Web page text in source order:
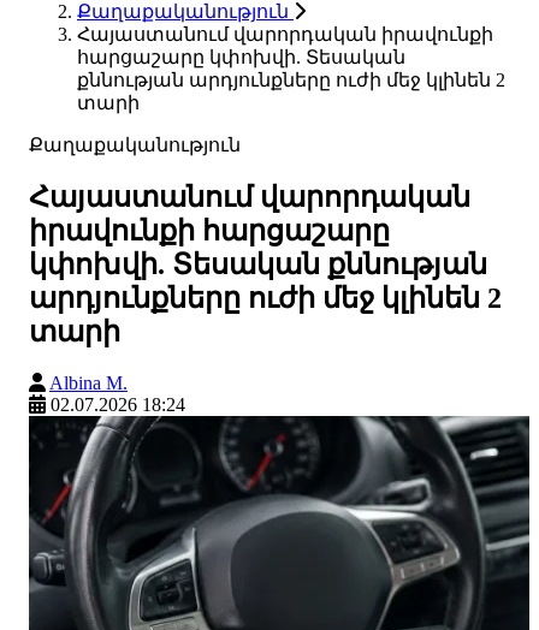
Քաղաքականություն
Հայաստանում վարորդական իրավունքի
հարցաշարը կփոխվի. Տեսական
քննության արդյունքները ուժի մեջ կլինեն 2
տարի
Քաղաքականություն
Հայաստանում վարորդական
իրավունքի հարցաշարը
կփոխվի. Տեսական քննության
արդյունքները ուժի մեջ կլինեն 2
տարի
Albina M.
02.07.2026 18:24